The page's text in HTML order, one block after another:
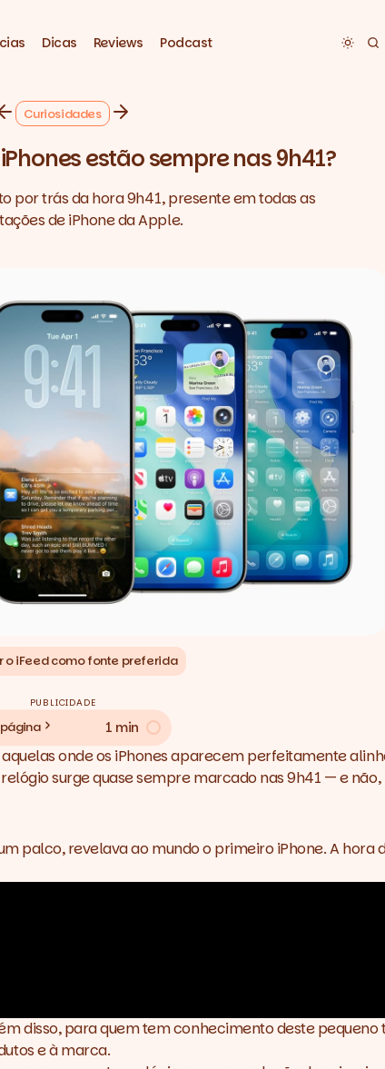
Dicas Reviews Podcast
Curiosidades
estão sempre nas 9h41?
por trás da hora 9h41, presente em todas as
de iPhone da Apple.
o iFeed como fonte preferida
PUBLICIDADE
1 min
onde os iPhones aparecem perfeitamente
surge quase sempre marcado nas 9h41 — e
palco, revelava ao mundo o primeiro iPhone. A
disso, para quem tem conhecimento deste
e à marca.